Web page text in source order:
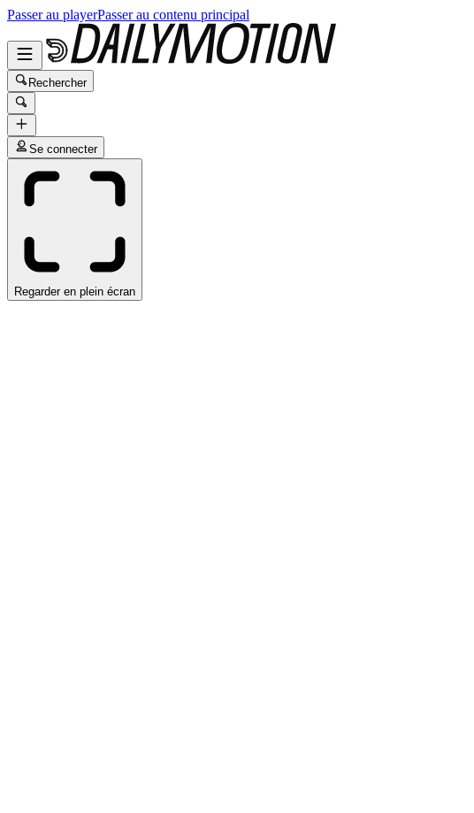
Passer au playerPasser au contenu principal
Rechercher
Se connecter
Regarder en plein écran